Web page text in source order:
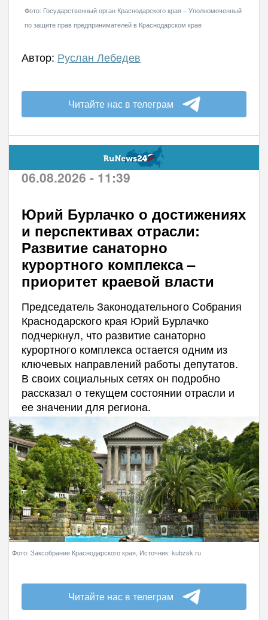
Фото: Государственный орган Краснодарского края – Уполномоченный
по защите прав предпринимателей в Краснодарском крае
Автор: Руслан Лебедев
Читайте нас в телеграм
06.08.2026 - 11:39
Юрий Бурлачко о достижениях
и перспективах отрасли:
Развитие санаторно
курортного комплекса –
приоритет краевой власти
Председатель Законодательного Cобрания
Краснодарского края Юрий Бурлачко
подчеркнул, что развитие санаторно
курортного комплекса остается одним из
ключевых направлений работы депутатов.
В своих социальных сетях он подробно
рассказал о текущем состоянии отрасли и
ее значении для региона.
Фото: Заксобрание Краснодарского края, Источник: kubzsk.ru
Читайте нас в телеграм